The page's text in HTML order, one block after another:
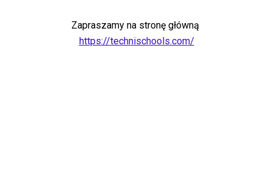
Zapraszamy na stronę główną
https://technischools.com/